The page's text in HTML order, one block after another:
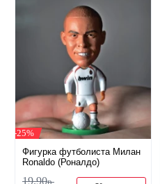
-25%
Фигурка футболиста Милан
Ronaldo (Роналдо)
19.90р.